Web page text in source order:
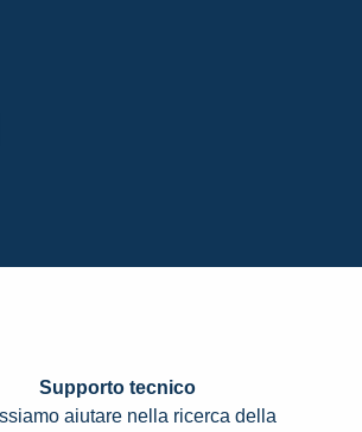
Supporto tecnico
aiutare nella ricerca della